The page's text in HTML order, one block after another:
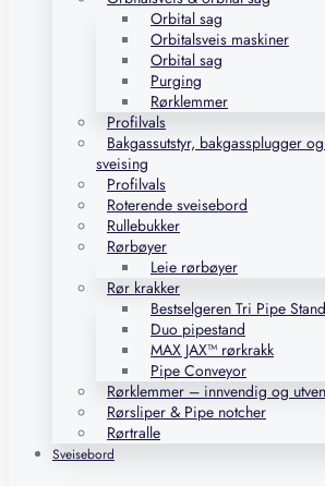
Orbital sag
Orbitalsveis maskiner
Orbital sag
Purging
Rørklemmer
Profilvals
Bakgassutstyr, bakgassplugger
sveising
Profilvals
Roterende sveisebord
Rullebukker
Rørbøyer
Leie rørbøyer
Rør krakker
Bestselgeren Tri Pipe
Duo pipestand
MAX JAX™ rørkrakk
Pipe Conveyor
Rørklemmer – innvendig og
Rørsliper & Pipe notcher
Rørtralle
Sveisebord